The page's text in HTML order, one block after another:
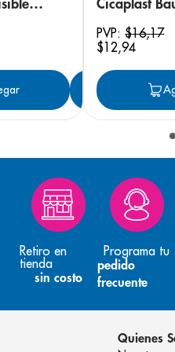
Cicaplast
PVP:$16,17
$12,94
Retiro en
tienda
sin costo
Programa tu
pedido
frecuente
Quienes